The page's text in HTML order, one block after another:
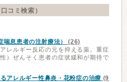
コミ検索）
息患者の注射療法）
(26)
レルギー反応の元を抑える薬。重症
）ぜんそく患者の症状緩和が期待で
アレルギー性鼻炎・花粉症の治療 (9